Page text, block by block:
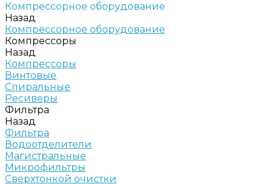
Компрессорное оборудование
Назад
Компрессорное оборудование
Компрессоры
Назад
Компрессоры
Винтовые
Спиральные
Ресиверы
Фильтра
Назад
Фильтра
Водоотделители
Магистральные
Микрофильтры
Сверхтонкой очистки